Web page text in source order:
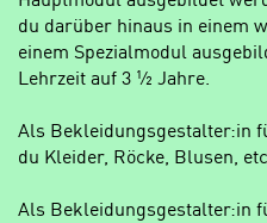
du darüber hinaus in einem
einem Spezialmodul
Lehrzeit auf 3 ½ Jahre.
Als Bekleidungsgestalter:in
du Kleider, Röcke, Blusen,
Als Bekleidungsgestalter:in